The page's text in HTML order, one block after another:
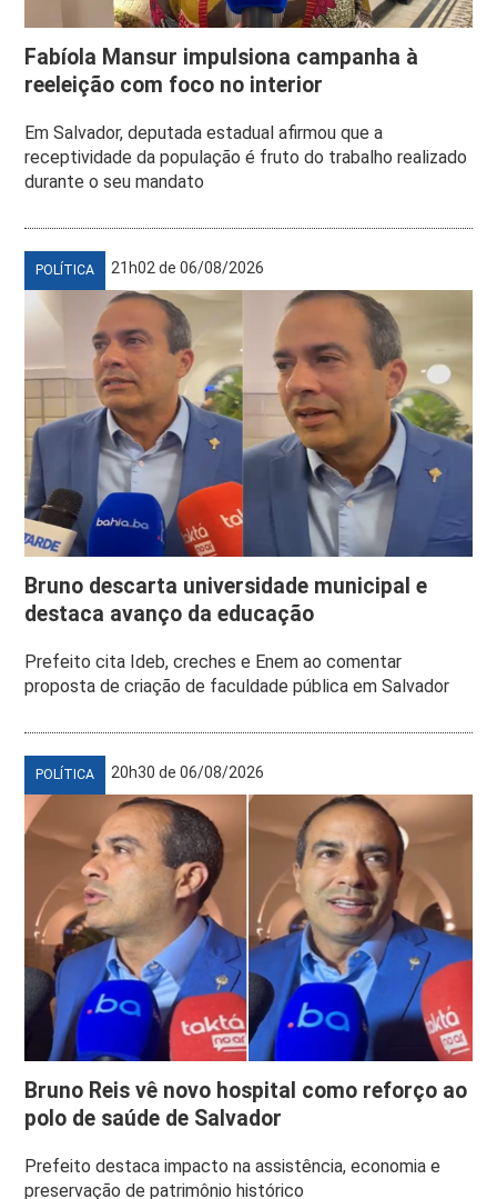
Fabíola Mansur impulsiona campanha à
reeleição com foco no interior
Em Salvador, deputada estadual afirmou que a
receptividade da população é fruto do trabalho realizado
durante o seu mandato
POLÍTICA 21h02 de 06/08/2026
Bruno descarta universidade municipal e
destaca avanço da educação
Prefeito cita Ideb, creches e Enem ao comentar
proposta de criação de faculdade pública em Salvador
POLÍTICA 20h30 de 06/08/2026
Bruno Reis vê novo hospital como reforço ao
polo de saúde de Salvador
Prefeito destaca impacto na assistência, economia e
preservação de patrimônio histórico